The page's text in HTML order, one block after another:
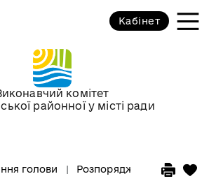
комітет
районної у місті ради
Кабінет
голови Розпорядження голови
голови за 2017 рік